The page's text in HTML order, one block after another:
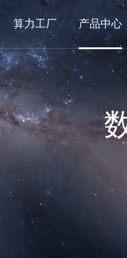
算力工厂 产品中心